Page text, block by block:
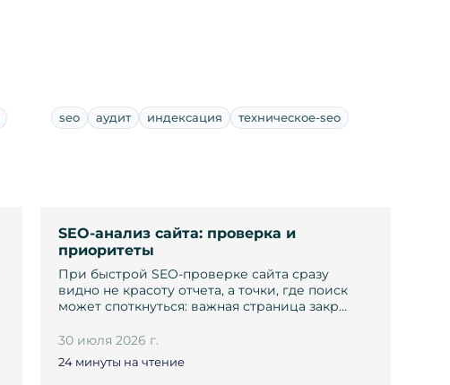
seo аудит индексация техническое-seo
SEO-анализ сайта: проверка и
приоритеты
При быстрой SEO-проверке сайта сразу
видно не красоту отчета, а точки, где поиск
может споткнуться: важная страница закр…
30 июля 2026 г.
24 минуты на чтение